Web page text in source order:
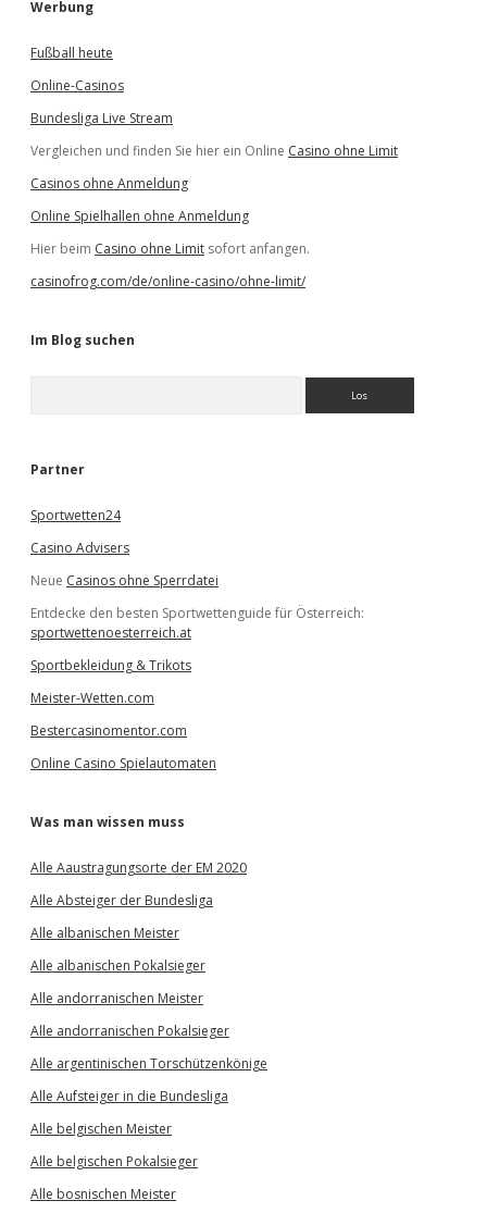
Werbung
Fußball heute
Online-Casinos
Bundesliga Live Stream
Vergleichen und finden Sie hier ein Online Casino ohne Limit
Casinos ohne Anmeldung
Online Spielhallen ohne Anmeldung
Hier beim Casino ohne Limit sofort anfangen.
casinofrog.com/de/online-casino/ohne-limit/
Im Blog suchen
e
Partner
Sportwetten24
Casino Advisers
Neue Casinos ohne Sperrdatei
Entdecke den besten Sportwettenguide für Österreich:
sportwettenoesterreich.at
Sportbekleidung & Trikots
Meister-Wetten.com
Bestercasinomentor.com
Online Casino Spielautomaten
Was man wissen muss
Alle Aaustragungsorte der EM 2020
Alle Absteiger der Bundesliga
Alle albanischen Meister
Alle albanischen Pokalsieger
Alle andorranischen Meister
Alle andorranischen Pokalsieger
Alle argentinischen Torschützenkönige
Alle Aufsteiger in die Bundesliga
Alle belgischen Meister
Alle belgischen Pokalsieger
Alle bosnischen Meister